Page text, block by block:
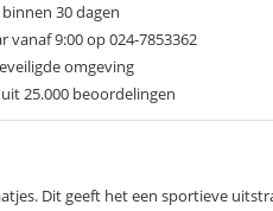
30 dagen
vanaf 9:00 op 024-7853362
omgeving
uit 25.000 beoordelingen
Dit geeft het een sportieve